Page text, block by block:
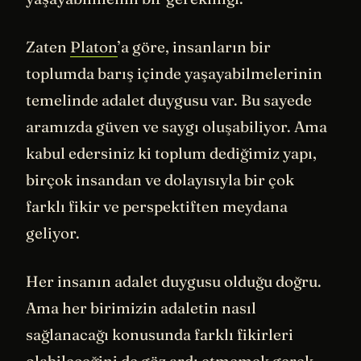
Zaten Platon’a göre, insanların bir
toplumda barış içinde yaşayabilmelerinin
temelinde adalet duygusu var. Bu sayede
aramızda güven ve saygı oluşabiliyor. Ama
kabul edersiniz ki toplum dediğimiz yapı,
birçok insandan ve dolayısıyla bir çok
farklı fikir ve perspektiften meydana
geliyor.
Her insanın adalet duygusu olduğu doğru.
Ama her birimizin adaletin nasıl
sağlanacağı konusunda farklı fikirleri